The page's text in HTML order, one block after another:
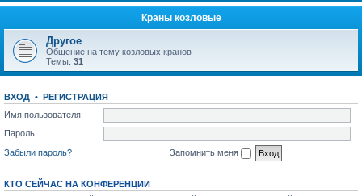
Краны козловые
Другое
Общение на тему козловых кранов
Темы: 31
ВХОД • РЕГИСТРАЦИЯ
Имя пользователя:
Пароль:
Забыли пароль?
Запомнить меня
КТО СЕЙЧАС НА КОНФЕРЕНЦИИ